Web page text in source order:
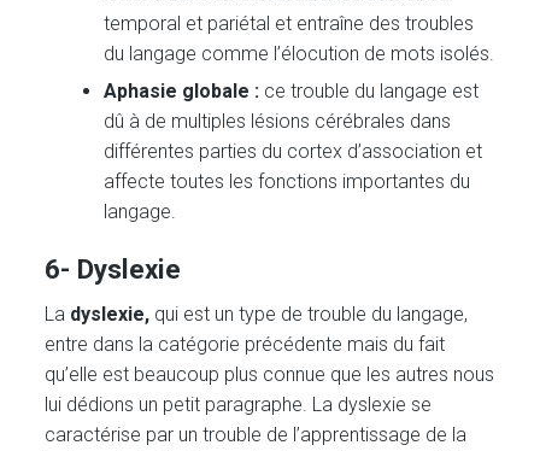
temporal et pariétal et entraîne des troubles
du langage comme l’élocution de mots isolés.
Aphasie globale : ce trouble du langage est
dû à de multiples lésions cérébrales dans
différentes parties du cortex d’association et
affecte toutes les fonctions importantes du
langage.
6- Dyslexie
La dyslexie, qui est un type de trouble du langage,
entre dans la catégorie précédente mais du fait
qu’elle est beaucoup plus connue que les autres nous
lui dédions un petit paragraphe. La dyslexie se
caractérise par un trouble de l’apprentissage de la